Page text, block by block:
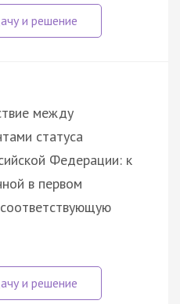
между
статуса
Федерации: к
в первом